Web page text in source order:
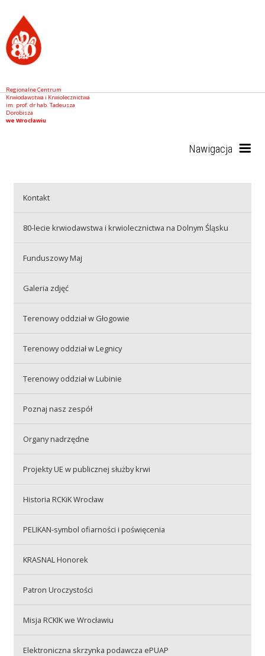
Regionalne Centrum
Krwiodawstwa i Krwiolecznictwa
im. prof. dr hab. Tadeusza
Dorobisza
we Wrocławiu
Nawigacja
Akcje wyjazdowe
Szkolenia
Praca
Kontakt
80-lecie krwiodawstwa i krwiolecznictwa na Dolnym Śląsku
Funduszowy Maj
Galeria zdjęć
Terenowy oddział w Głogowie
Terenowy oddział w Legnicy
Terenowy oddział w Lubinie
Poznaj nasz zespół
Organy nadrzędne
Projekty UE w publicznej służby krwi
Historia RCKiK Wrocław
PELIKAN-symbol ofiarności i poświęcenia
KRASNAL Honorek
Patron Uroczystości
Misja RCKIK we Wrocławiu
Elektroniczna skrzynka podawcza ePUAP